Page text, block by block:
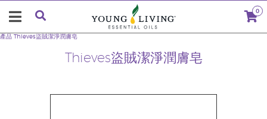
0
Thieves盜賊潔淨潤膚皂
產品 Thieves盜賊潔淨潤膚皂